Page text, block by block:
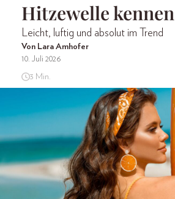
Hitzewelle kennen
Leicht, luftig und absolut im Trend
Von Lara Amhofer
10. Juli 2026
3 Min.